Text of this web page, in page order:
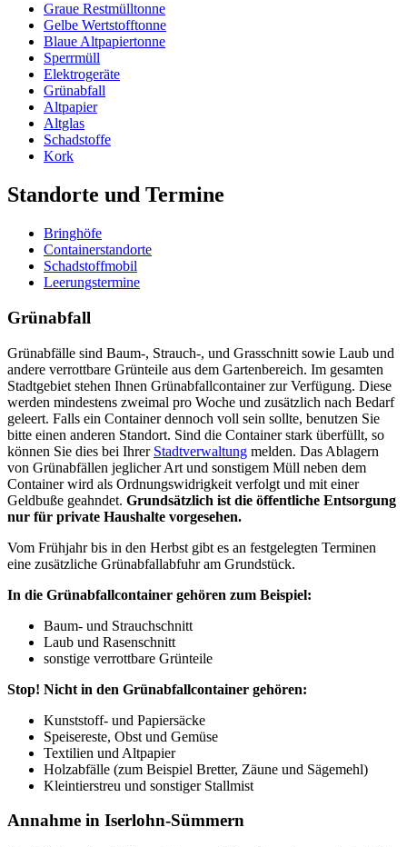
Graue Restmülltonne
Gelbe Wertstofftonne
Blaue Altpapiertonne
Sperrmüll
Elektrogeräte
Grünabfall
Altpapier
Altglas
Schadstoffe
Kork
Standorte und Termine
Bringhöfe
Containerstandorte
Schadstoffmobil
Leerungstermine
Grünabfall
Grünabfälle sind Baum-, Strauch-, und Grasschnitt sowie Laub und
andere verrottbare Grünteile aus dem Gartenbereich. Im gesamten
Stadtgebiet stehen Ihnen Grünabfallcontainer zur Verfügung. Diese
werden mindestens zweimal pro Woche und zusätzlich nach Bedarf
geleert. Falls ein Container dennoch voll sein sollte, benutzen Sie
bitte einen anderen Standort. Sind die Container stark überfüllt, so
können Sie dies bei Ihrer Stadtverwaltung melden. Das Ablagern
von Grünabfällen jeglicher Art und sonstigem Müll neben dem
Container wird als Ordnungswidrigkeit verfolgt und mit einer
Geldbuße geahndet. Grundsätzlich ist die öffentliche Entsorgung
nur für private Haushalte vorgesehen.
Vom Frühjahr bis in den Herbst gibt es an festgelegten Terminen
eine zusätzliche Grünabfallabfuhr am Grundstück.
In die Grünabfallcontainer gehören zum Beispiel:
Baum- und Strauchschnitt
Laub und Rasenschnitt
sonstige verrottbare Grünteile
Stop! Nicht in den Grünabfallcontainer gehören:
Kunststoff- und Papiersäcke
Speisereste, Obst und Gemüse
Textilien und Altpapier
Holzabfälle (zum Beispiel Bretter, Zäune und Sägemehl)
Kleintierstreu und sonstiger Stallmist
Annahme in Iserlohn-Sümmern